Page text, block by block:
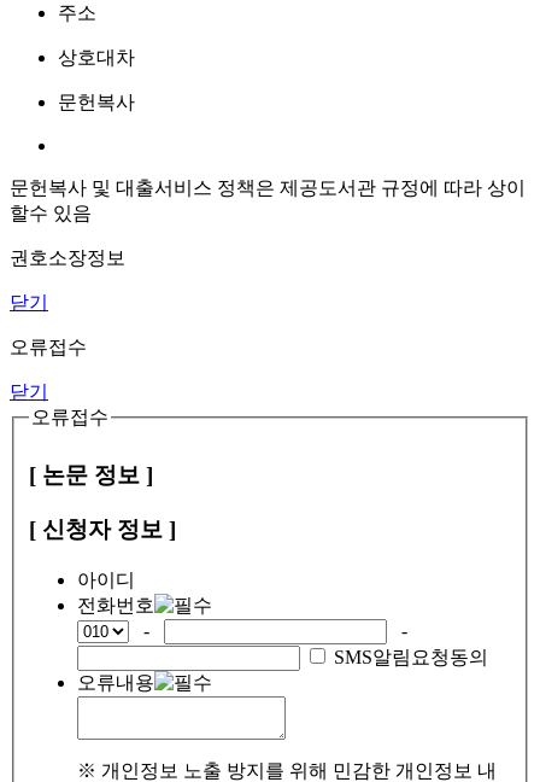
주소
상호대차
문헌복사
문헌복사 및 대출서비스 정책은 제공도서관 규정에 따라 상이
할수 있음
권호소장정보
닫기
오류접수
닫기
오류접수
[ 논문 정보 ]
[ 신청자 정보 ]
아이디
전화번호
-
-
SMS알림요청동의
오류내용
※ 개인정보 노출 방지를 위해 민감한 개인정보 내